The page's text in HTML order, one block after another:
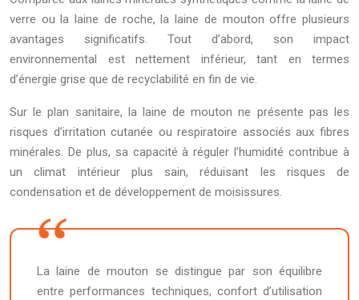
verre ou la laine de roche, la laine de mouton offre plusieurs
avantages significatifs. Tout d’abord, son impact
environnemental est nettement inférieur, tant en termes
d’énergie grise que de recyclabilité en fin de vie.
Sur le plan sanitaire, la laine de mouton ne présente pas les
risques d’irritation cutanée ou respiratoire associés aux fibres
minérales. De plus, sa capacité à réguler l’humidité contribue à
un climat intérieur plus sain, réduisant les risques de
condensation et de développement de moisissures.
La laine de mouton se distingue par son équilibre
entre performances techniques, confort d’utilisation